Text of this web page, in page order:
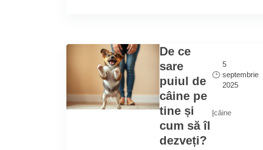
De ce
sare
puiul de
câine pe
tine și
cum să îl
dezveți?
5
septembrie
2025
|câine